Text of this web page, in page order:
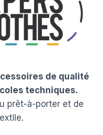
de qualité
techniques.
prêt-à-porter et de